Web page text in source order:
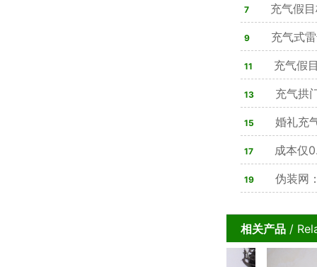
双在线，4类
7
充气假
80%军方单位
9
充气式
心装备
11
充气假
实战训练痛点
13 充气拱
15
婚礼充
步搞定氛围感
17
成本仅
坦克
19 伪装网
相关产品 /